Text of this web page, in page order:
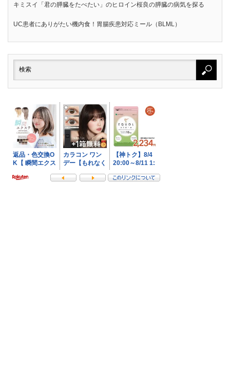
キミスイ「君の膵臓をたべたい」のヒロイン桜良の膵臓の病気を探る
UC患者にありがたい機内食！胃腸疾患対応ミール（BLML）